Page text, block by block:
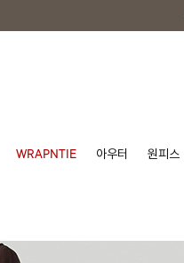
WRAPNTIE 아우터 원피스